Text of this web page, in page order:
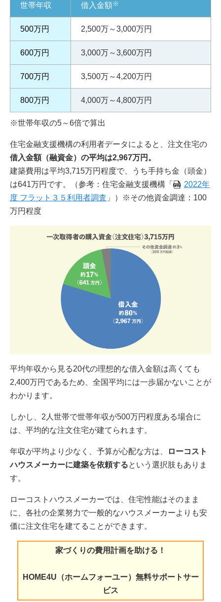
世帯年収 借入金額※
500万円 2,500万～3,000万円
600万円 3,000万～3,600万円
700万円 3,500万～4,200万円
800万円 4,000万～4,800万円
※世帯年収の5～6倍で算出
住宅金融支援機構の利用者データによると、注文住宅の
借入金額（融資金）の平均は2,967万円。
建築費用は平均3,715万円程度で、うち手持ち金（頭金）
は641万円です。（参考：住宅金融支援機構「
2022年
度 フラット３５利用者調査 」）※その他資金調達：100
万円程度
平均年収から見る20代の理想的な借入金額は高くても
2,400万円であるため、全国平均には一歩届かないことが
わかります。
しかし、2人世帯で世帯年収が500万円程度ある場合に
は、平均的な注文住宅が建てられます。
年収が平均より少なく、予算が心配な方は、
ローコスト
ハウスメーカーに建築を依頼するという選択肢もありま
す。
ローコストハウスメーカーでは、住宅性能はそのまま
に、各社の企業努力で一般的なハウスメーカーよりも安
価に注文住宅を建てることができます。
家づくりの費用計画を助ける！
HOME4U（ホームフォーユー）無料サポートサー
ビス